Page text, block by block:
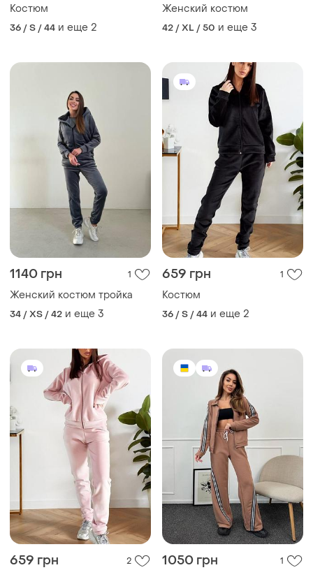
Костюм
36 / S / 44 и еще 2
Женский костюм
42 / XL / 50 и еще 3
1140 грн 1
Женский костюм тройка
34 / XS / 42 и еще 3
659 грн 1
Костюм
36 / S / 44 и еще 2
659 грн 2 1050 грн 1